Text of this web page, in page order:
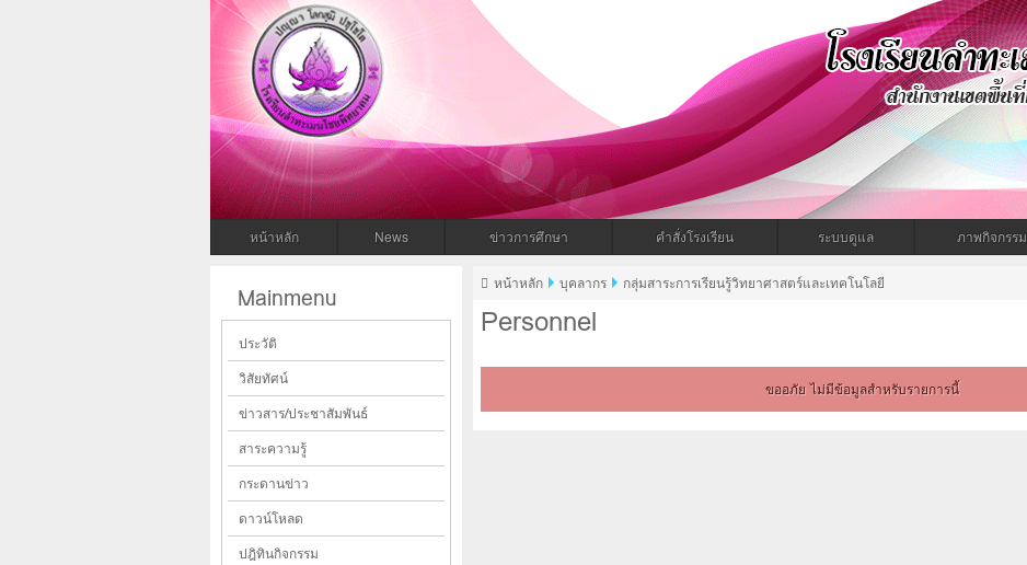
โรงเรียนลำทะเมนไชยพิทยาคม
โรงเรียนลำทะเมนไชยพิทยาคม สพม.31
หน้าหลัก News ข่าวการศึกษา คำสั่งโรงเรียน ระบบดูแล ภาพกิจกรรม
Personnel
หน้าหลัก บุคลากร กลุ่มสาระการเรียนรู้วิทยาศาสตร์และเทคโนโลยี
ขออภัย ไม่มีข้อมูลสำหรับรายการนี้
Mainmenu
ประวัติ
วิสัยทัศน์
ข่าวสาร/ประชาสัมพันธ์
สาระความรู้
กระดานข่าว
ดาวน์โหลด
ปฎิทินกิจกรรม